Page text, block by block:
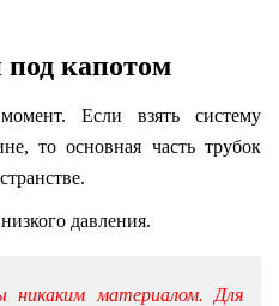
капотом
Если взять систему
то основная часть трубок
давления.
материалом. Для